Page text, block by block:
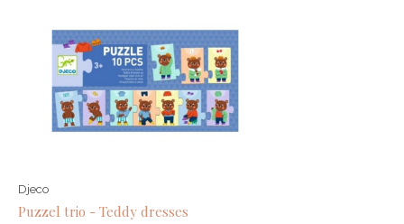
Djeco
Puzzel trio - Teddy dresses